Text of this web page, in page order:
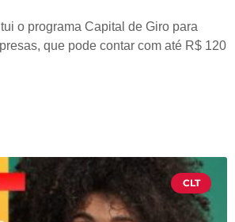
o programa Capital de Giro para
que pode contar com até R$ 120
CLT